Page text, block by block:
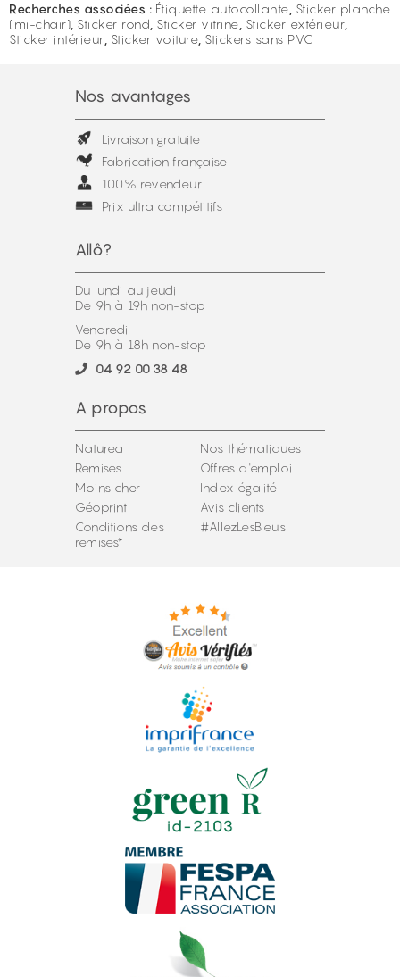
Recherches associées : Étiquette autocollante Sticker planche
(mi-chair) Sticker rond Sticker vitrine Sticker extérieur
Sticker intérieur Sticker voiture Stickers sans PVC
Nos avantages
Livraison gratuite
Fabrication française
100% revendeur
Prix ultra compétitifs
Allô?
Du lundi au jeudi
De 9h à 19h non-stop
Vendredi
De 9h à 18h non-stop
04 92 00 38 48
A propos
Naturea
Remises
Moins cher
Géoprint
Conditions des
remises*
Nos thématiques
Offres d'emploi
Index égalité
Avis clients
#AllezLesBleus